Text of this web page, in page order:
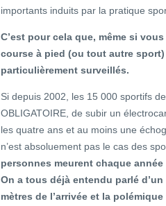
importants induits par la pratique
C’est pour cela que, même si
course à pied (ou tout autre
particulièrement surveillés.
Si depuis 2002, les 15 000 sportifs
OBLIGATOIRE, de subir un
les quatre ans et au moins une
n’est absoluement pas le cas des
personnes meurent chaque
On a tous déjà entendu parlé
mètres de l’arrivée et la